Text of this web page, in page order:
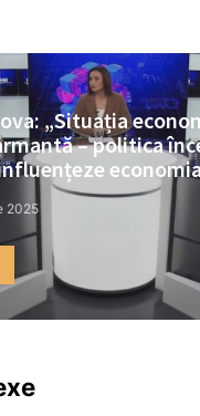
„Situația
– politica
2025